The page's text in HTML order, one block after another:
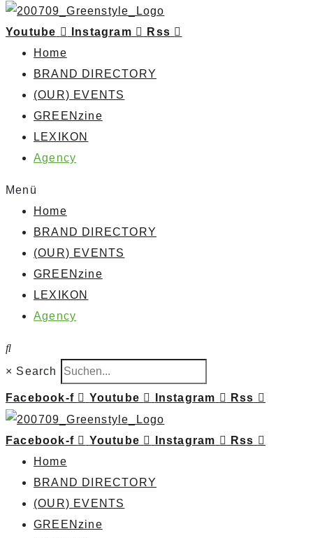
Youtube Instagram
Rss
Home
BRAND DIRECTORY
(OUR) EVENTS
GREENzine
LEXIKON
Agency
Menü
Home
BRAND DIRECTORY
(OUR) EVENTS
GREENzine
LEXIKON
Agency
× Search
Facebook-f Youtube Instagram Rss
Facebook-f Youtube Instagram
Rss
Home
BRAND DIRECTORY
(OUR) EVENTS
GREENzine